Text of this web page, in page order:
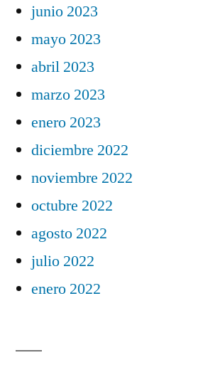
junio 2023
mayo 2023
abril 2023
marzo 2023
enero 2023
diciembre 2022
noviembre 2022
octubre 2022
agosto 2022
julio 2022
enero 2022